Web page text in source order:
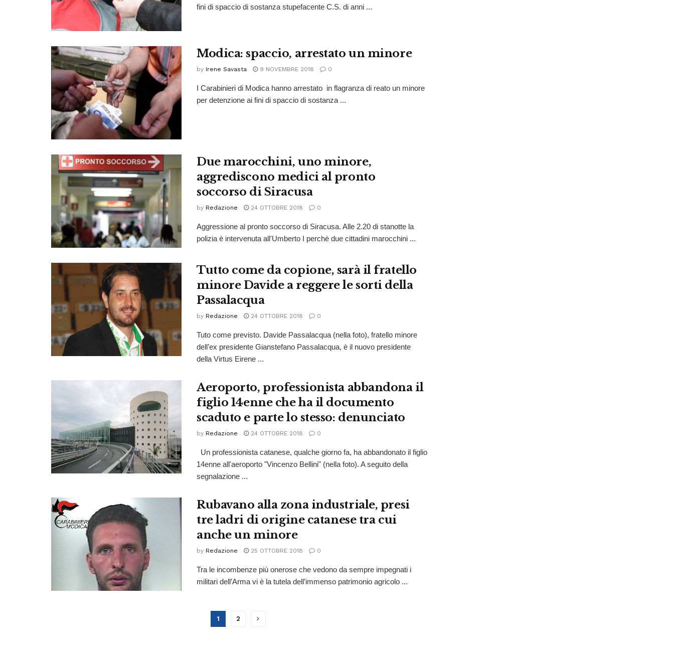
fini di spaccio di sostanza stupefacente C.S. di anni ...
Modica: spaccio, arrestato un minore
by Irene Savasta 9 NOVEMBRE 2018 0
I Carabinieri di Modica hanno arrestato in flagranza di reato un minore
per detenzione ai fini di spaccio di sostanza ...
Due marocchini, uno minore,
aggrediscono medici al pronto
soccorso di Siracusa
by Redazione 24 OTTOBRE 2018 0
Aggressione al pronto soccorso di Siracusa. Alle 2.20 di stanotte la
polizia è intervenuta all'Umberto I perchè due cittadini marocchini ...
Tutto come da copione, sarà il fratello
minore Davide a reggere le sorti della
Passalacqua
by Redazione 24 OTTOBRE 2018 0
Tuto come previsto. Davide Passalacqua (nella foto), fratello minore
dell’ex presidente Gianstefano Passalacqua, è il nuovo presidente
della Virtus Eirene ...
Aeroporto, professionista abbandona il
figlio 14enne che ha il documento
scaduto e parte lo stesso: denunciato
by Redazione 24 OTTOBRE 2018 0
Un professionista catanese, qualche giorno fa, ha abbandonato il figlio
14enne all'aeroporto "Vincenzo Bellini" (nella foto). A seguito della
segnalazione ...
Rubavano alla zona industriale, presi
tre ladri di origine catanese tra cui
anche un minore
by Redazione 25 OTTOBRE 2018 0
Tra le incombenze più onerose che vedono da sempre impegnati i
militari dell’Arma vi è la tutela dell’immenso patrimonio agricolo ...
1 2